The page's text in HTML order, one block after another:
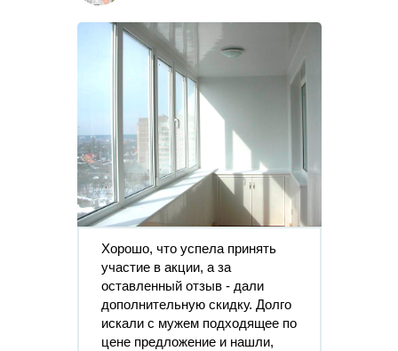
Хорошо, что успела принять
участие в акции, а за
оставленный отзыв - дали
дополнительную скидку. Долго
искали с мужем подходящее по
цене предложение и нашли,